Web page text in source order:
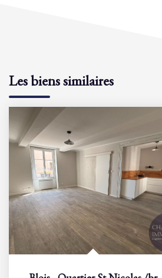
Les biens similaires